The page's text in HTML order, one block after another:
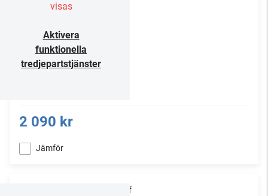
visas
Aktivera
funktionella
tredjepartstjänster
2 090 kr
Jämför
Chief